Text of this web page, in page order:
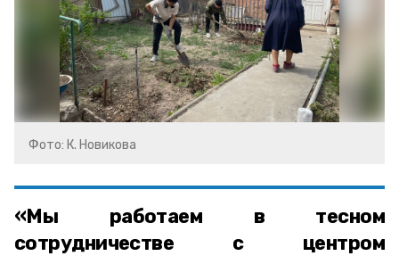
Фото: К. Новикова
«Мы работаем в тесном
сотрудничестве с центром